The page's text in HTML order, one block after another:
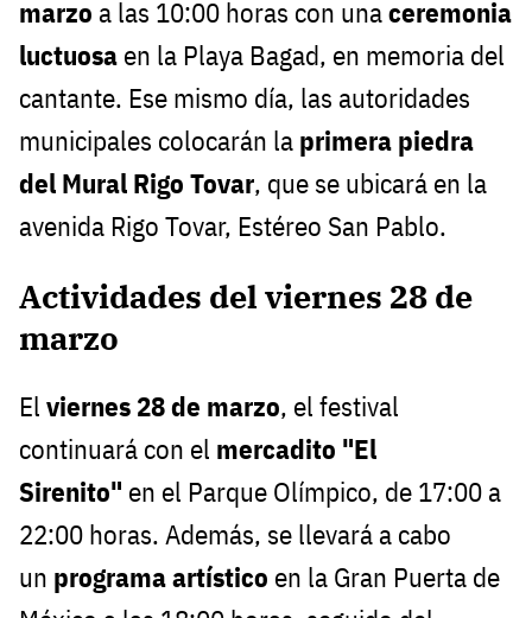
marzo a las 10:00 horas con unaceremonia
luctuosa en la Playa Bagad, en memoria del
cantante. Ese mismo día, las autoridades
municipales colocarán la primera piedra
del Mural Rigo Tovar, que se ubicará en la
avenida Rigo Tovar, Estéreo San Pablo.
Actividades del viernes 28 de
marzo
El viernes 28 de marzo, el festival
continuará con el mercadito "El
Sirenito" en el Parque Olímpico, de 17:00 a
22:00 horas. Además, se llevará a cabo
un programa artístico en la Gran Puerta de